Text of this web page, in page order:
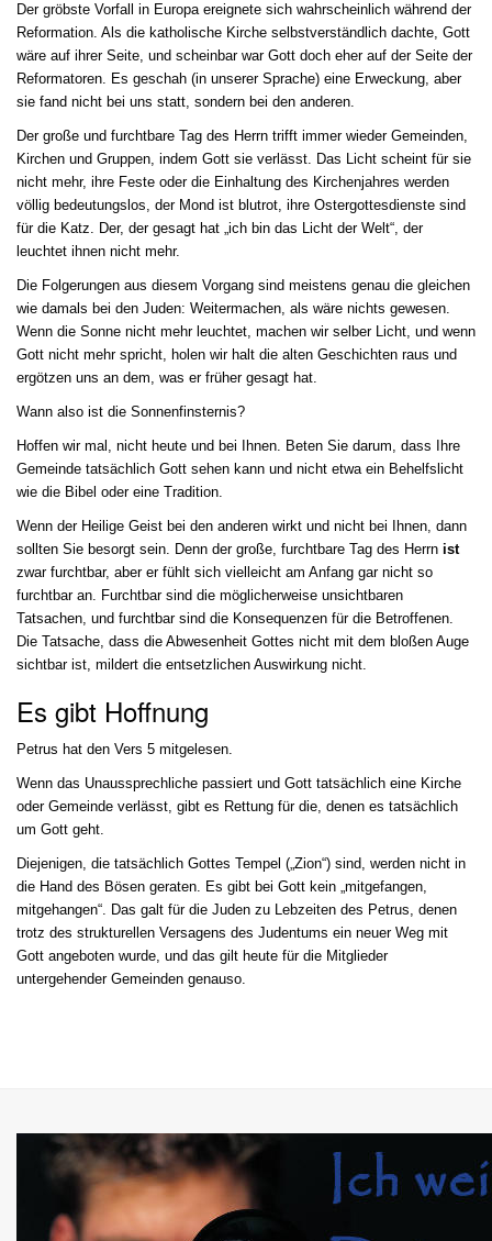
Der gröbste Vorfall in Europa ereignete sich wahrscheinlich während der
Reformation. Als die katholische Kirche selbstverständlich dachte, Gott
wäre auf ihrer Seite, und scheinbar war Gott doch eher auf der Seite der
Reformatoren. Es geschah (in unserer Sprache) eine Erweckung, aber
sie fand nicht bei uns statt, sondern bei den anderen.
Der große und furchtbare Tag des Herrn trifft immer wieder Gemeinden,
Kirchen und Gruppen, indem Gott sie verlässt. Das Licht scheint für sie
nicht mehr, ihre Feste oder die Einhaltung des Kirchenjahres werden
völlig bedeutungslos, der Mond ist blutrot, ihre Ostergottesdienste sind
für die Katz. Der, der gesagt hat „ich bin das Licht der Welt“, der
leuchtet ihnen nicht mehr.
Die Folgerungen aus diesem Vorgang sind meistens genau die gleichen
wie damals bei den Juden: Weitermachen, als wäre nichts gewesen.
Wenn die Sonne nicht mehr leuchtet, machen wir selber Licht, und wenn
Gott nicht mehr spricht, holen wir halt die alten Geschichten raus und
ergötzen uns an dem, was er früher gesagt hat.
Wann also ist die Sonnenfinsternis?
Hoffen wir mal, nicht heute und bei Ihnen. Beten Sie darum, dass Ihre
Gemeinde tatsächlich Gott sehen kann und nicht etwa ein Behelfslicht
wie die Bibel oder eine Tradition.
Wenn der Heilige Geist bei den anderen wirkt und nicht bei Ihnen, dann
sollten Sie besorgt sein. Denn der große, furchtbare Tag des Herrn ist
zwar furchtbar, aber er fühlt sich vielleicht am Anfang gar nicht so
furchtbar an. Furchtbar sind die möglicherweise unsichtbaren
Tatsachen, und furchtbar sind die Konsequenzen für die Betroffenen.
Die Tatsache, dass die Abwesenheit Gottes nicht mit dem bloßen Auge
sichtbar ist, mildert die entsetzlichen Auswirkung nicht.
Es gibt Hoffnung
Petrus hat den Vers 5 mitgelesen.
Wenn das Unaussprechliche passiert und Gott tatsächlich eine Kirche
oder Gemeinde verlässt, gibt es Rettung für die, denen es tatsächlich
um Gott geht.
Diejenigen, die tatsächlich Gottes Tempel („Zion“) sind, werden nicht in
die Hand des Bösen geraten. Es gibt bei Gott kein „mitgefangen,
mitgehangen“. Das galt für die Juden zu Lebzeiten des Petrus, denen
trotz des strukturellen Versagens des Judentums ein neuer Weg mit
Gott angeboten wurde, und das gilt heute für die Mitglieder
untergehender Gemeinden genauso.